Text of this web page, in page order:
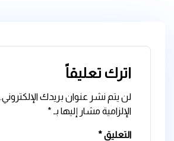
اترك تعليقاً
لن يتم نشر عنوان بريدك الإلكتروني.
الإلزامية مشار إليها بـ *
التعليق*